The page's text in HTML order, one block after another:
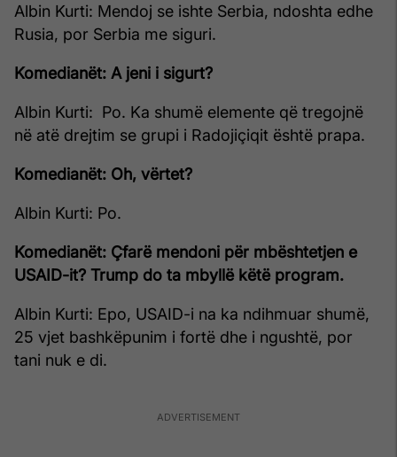
Albin Kurti: Mendoj se ishte Serbia, ndoshta edhe
Rusia, por Serbia me siguri.
Komedianët: A jeni i sigurt?
Albin Kurti: Po. Ka shumë elemente që tregojnë
në atë drejtim se grupi i Radojiçiqit është prapa.
Komedianët: Oh, vërtet?
Albin Kurti: Po.
Komedianët: Çfarë mendoni për mbështetjen e
USAID-it? Trump do ta mbyllë këtë program.
Albin Kurti: Epo, USAID-i na ka ndihmuar shumë,
25 vjet bashkëpunim i fortë dhe i ngushtë, por
tani nuk e di.